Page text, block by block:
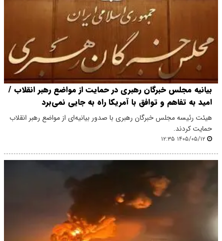
بیانیه مجلس خبرگان رهبری در حمایت از مواضع رهبر انقلاب /
امید به تفاهم و توافق با آمریکا راه به جایی نمی‌برد
هیئت رئیسه مجلس خبرگان رهبری با صدور بیانیه‌ای از مواضع رهبر انقلاب
حمایت کردند.
۱۴۰۵/۰۵/۱۲ ۱۲:۳۵